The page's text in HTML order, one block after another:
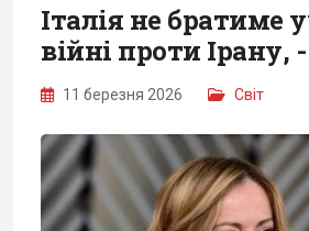
Італія не братиме
війні проти Ірану,
11 березня 2026 Світ